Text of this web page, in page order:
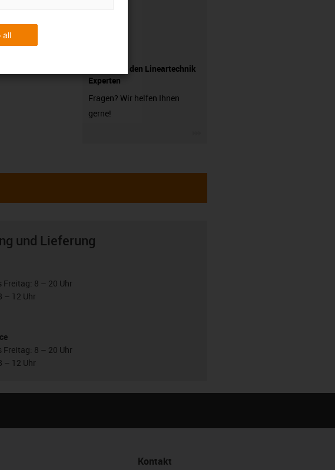
Fragen Sie den Lineartechnik
Experten
Fragen? Wir helfen Ihnen
gerne!
und Lieferung
Freitag: 8 – 20 Uhr
– 12 Uhr
Freitag: 8 – 20 Uhr
– 12 Uhr
Kontakt
all